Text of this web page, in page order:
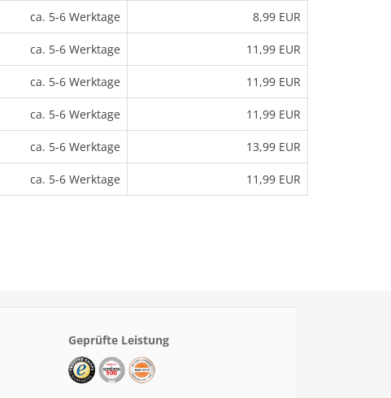
ca. 5-6 Werktage 8,99 EUR
ca. 5-6 Werktage 11,99 EUR
ca. 5-6 Werktage 11,99 EUR
ca. 5-6 Werktage 11,99 EUR
ca. 5-6 Werktage 13,99 EUR
ca. 5-6 Werktage 11,99 EUR
Geprüfte Leistung